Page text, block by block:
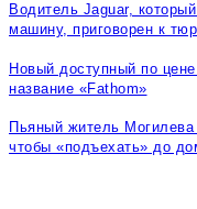
Водитель Jaguar,
машину, приговорен к
Новый доступный по
название «Fathom»
Пьяный житель
чтобы «подъехать» до